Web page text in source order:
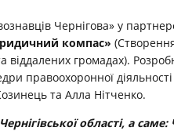
Чернігова» у
компас»
віддалених громадах).
правоохоронної
та Алла Нітченко.
області, а